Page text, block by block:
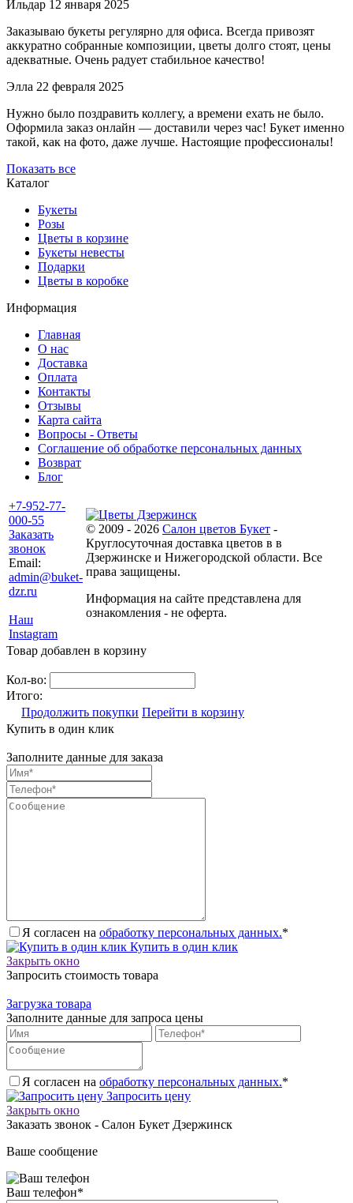
Ильдар 12 января 2025
Заказываю букеты регулярно для офиса. Всегда привозят
аккуратно собранные композиции, цветы долго стоят, цены
адекватные. Очень радует стабильное качество!
Элла 22 февраля 2025
Нужно было поздравить коллегу, а времени ехать не было.
Оформила заказ онлайн — доставили через час! Букет именно
такой, как на фото, даже лучше. Настоящие профессионалы!
Показать все
Каталог
Букеты
Розы
Цветы в корзине
Букеты невесты
Подарки
Цветы в коробке
Информация
Главная
О нас
Доставка
Оплата
Контакты
Отзывы
Карта сайта
Вопросы - Ответы
Соглашение об обработке персональных данных
Возврат
Блог
+7-952-77-
000-55
Заказать
звонок
Email:
admin@buket-
dzr.ru
Наш
Instagram
© 2009 - 2026 Салон цветов Букет -
Круглосуточная доставка цветов в в
Дзержинске и Нижегородской области. Все
права защищены.
Информация на сайте представлена для
ознакомления - не оферта.
Товар добавлен в корзину
Кол-во:
Итого:
Продолжить покупки Перейти в корзину
Купить в один клик
Заполните данные для заказа
Я согласен на обработку персональных данных.*
Купить в один клик
Закрыть окно
Запросить стоимость товара
Загрузка товара
Заполните данные для запроса цены
Я согласен на обработку персональных данных.*
Запросить цену
Закрыть окно
Заказать звонок - Салон Букет Дзержинск
Ваше сообщение
Ваш телефон*